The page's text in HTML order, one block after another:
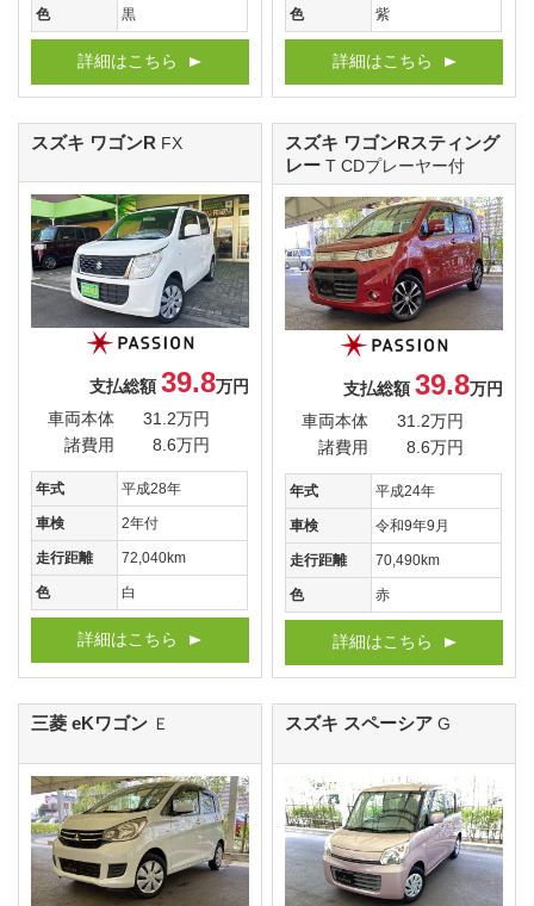
色 黒
詳細はこちら
色 紫
詳細はこちら
スズキ ワゴンR FX
支払総額 39.8万円
車両本体
31.2万円
諸費用
8.6万円
年式 平成28年
車検 2年付
走行距離 72,040km
色 白
詳細はこちら
スズキ ワゴンRスティング
レーT CDプレーヤー付
支払総額 39.8万円
車両本体
31.2万円
諸費用
8.6万円
年式 平成24年
車検 令和9年9月
走行距離 70,490km
色 赤
詳細はこちら
三菱 eKワゴン Ｅ スズキ スペーシアG